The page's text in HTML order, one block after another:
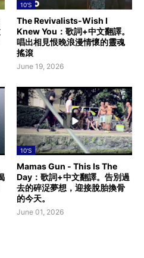
10'S
The Revivalists-Wish I
Knew You：歌詞+中文翻譯。
唱出相見恨晚浪漫情懷的靈魂
搖滾
June 19, 2026
10'S
Mamas Gun - This Is The
Day：歌詞+中文翻譯。告別過
去的碎浞夢想，迎接脫胎換骨
的今天。
June 01, 2026